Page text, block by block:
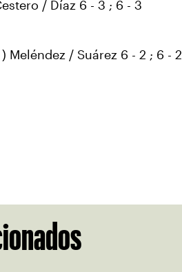
/ Díaz 6 - 3 ; 6 - 3
Meléndez / Suárez 6 - 2 ; 6 - 2